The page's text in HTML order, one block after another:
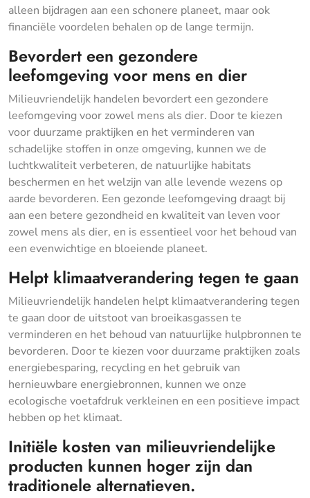
alleen bijdragen aan een schonere planeet, maar ook
financiële voordelen behalen op de lange termijn.
Bevordert een gezondere
leefomgeving voor mens en dier
Milieuvriendelijk handelen bevordert een gezondere
leefomgeving voor zowel mens als dier. Door te kiezen
voor duurzame praktijken en het verminderen van
schadelijke stoffen in onze omgeving, kunnen we de
luchtkwaliteit verbeteren, de natuurlijke habitats
beschermen en het welzijn van alle levende wezens op
aarde bevorderen. Een gezonde leefomgeving draagt bij
aan een betere gezondheid en kwaliteit van leven voor
zowel mens als dier, en is essentieel voor het behoud van
een evenwichtige en bloeiende planeet.
Helpt klimaatverandering tegen te gaan
Milieuvriendelijk handelen helpt klimaatverandering tegen
te gaan door de uitstoot van broeikasgassen te
verminderen en het behoud van natuurlijke hulpbronnen te
bevorderen. Door te kiezen voor duurzame praktijken zoals
energiebesparing, recycling en het gebruik van
hernieuwbare energiebronnen, kunnen we onze
ecologische voetafdruk verkleinen en een positieve impact
hebben op het klimaat.
Initiële kosten van milieuvriendelijke
producten kunnen hoger zijn dan
traditionele alternatieven.